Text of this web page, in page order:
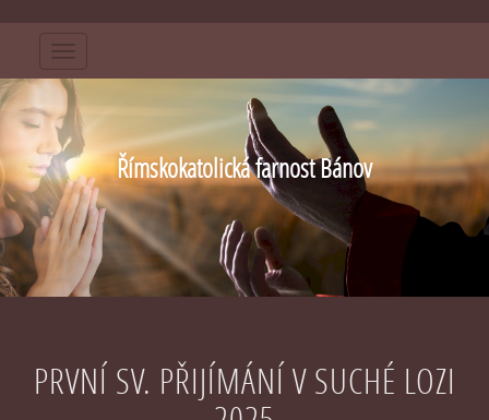
Menu
Římskokatolická farnost Bánov
PRVNÍ SV. PŘIJÍMÁNÍ V SUCHÉ LOZI